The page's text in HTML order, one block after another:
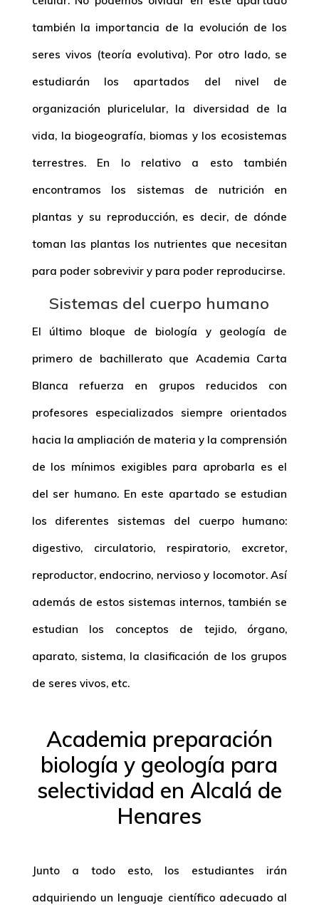
también la importancia de la evolución de los
seres vivos (teoría evolutiva). Por otro lado, se
estudiarán los apartados del nivel de
organización pluricelular, la diversidad de la
vida, la biogeografía, biomas y los ecosistemas
terrestres. En lo relativo a esto también
encontramos los sistemas de nutrición en
plantas y su reproducción, es decir, de dónde
toman las plantas los nutrientes que necesitan
para poder sobrevivir y para poder reproducirse.
Sistemas del cuerpo humano
El último bloque de biología y geología de
primero de bachillerato que Academia Carta
Blanca refuerza en grupos reducidos con
profesores especializados siempre orientados
hacia la ampliación de materia y la comprensión
de los mínimos exigibles para aprobarla es el
del ser humano. En este apartado se estudian
los diferentes sistemas del cuerpo humano:
digestivo, circulatorio, respiratorio, excretor,
reproductor, endocrino, nervioso y locomotor. Así
además de estos sistemas internos, también se
estudian los conceptos de tejido, órgano,
aparato, sistema, la clasificación de los grupos
de seres vivos, etc.
Academia preparación
biología y geología para
selectividad en Alcalá de
Henares
Junto a todo esto, los estudiantes irán
adquiriendo un lenguaje científico adecuado al